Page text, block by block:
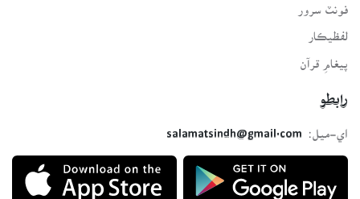
لفظيڪار
پيغامِ قرآن
رابطو
اي-ميل:
salamatsindh@gmail.com